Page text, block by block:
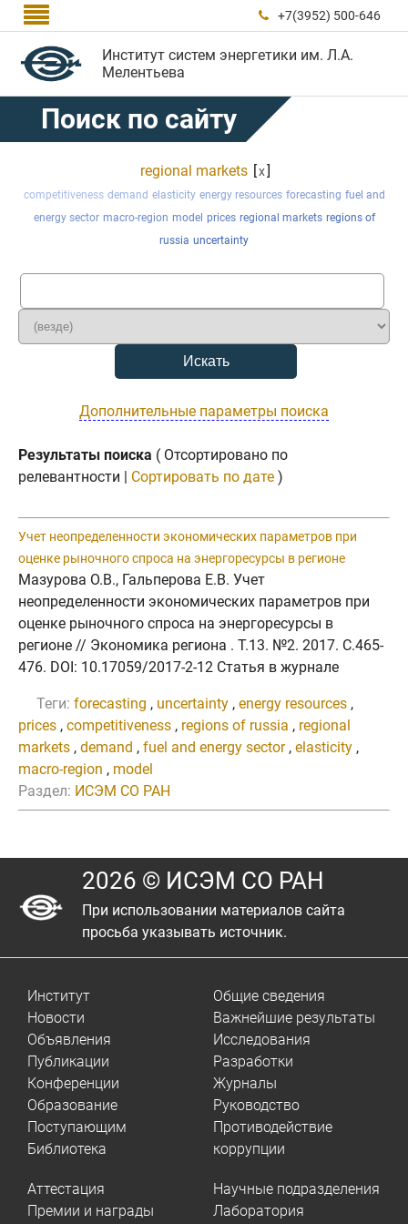
  +7(3952) 500-646
Институт систем энергетики им. Л.А.
Мелентьева
Поиск по сайту
regional markets [x]
competitiveness demand elasticity energy resources forecasting fuel and
energy sector macro-region model prices regional markets regions of
russia uncertainty
Дополнительные параметры поиска
Результаты поиска ( Отсортировано по
релевантности | Сортировать по дате )
Учет неопределенности экономических параметров при
оценке рыночного спроса на энергоресурсы в регионе
Мазурова О.В., Гальперова Е.В. Учет
неопределенности экономических параметров при
оценке рыночного спроса на энергоресурсы в
регионе // Экономика региона . Т.13. №2. 2017. C.465-
476. DOI: 10.17059/2017-2-12 Статья в журнале
Теги: forecasting , uncertainty , energy resources ,
prices , competitiveness , regions of russia , regional
markets , demand , fuel and energy sector, elasticity ,
macro-region , model
Раздел: ИСЭМ СО РАН
2026 © ИСЭМ СО РАН
При использовании материалов сайта
просьба указывать источник.
Институт
Новости
Объявления
Публикации
Конференции
Образование
Поступающим
Библиотека
Общие сведения
Важнейшие результаты
Исследования
Разработки
Журналы
Руководство
Противодействие
коррупции
Аттестация
Премии и награды
Научные подразделения
Лаборатория